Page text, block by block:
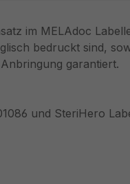
im MELAdoc
bedruckt sind,
garantiert.
und SteriHero